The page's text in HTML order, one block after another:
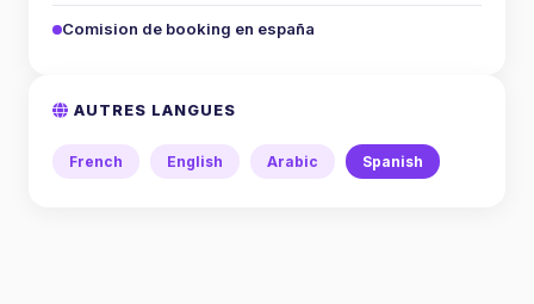
Comision de booking en españa
AUTRES LANGUES
French English Arabic Spanish